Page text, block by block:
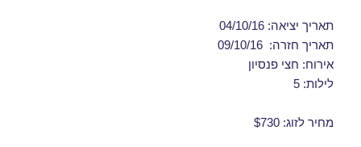
תאריך יציאה: 04/10/16
תאריך חזרה: 09/10/16
אירוח: חצי פנסיון
לילות: 5
מחיר לזוג: $730